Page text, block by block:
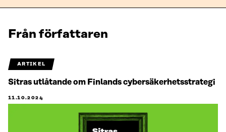
Från författaren
ARTIKEL
Sitras utlåtande om Finlands cybersäkerhetsstrategi
11.10.2024